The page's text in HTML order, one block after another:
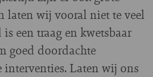
laten wij vooral niet te veel
een traag en kwetsbaar
goed doordachte
Laten wij ons